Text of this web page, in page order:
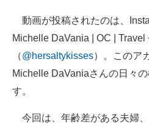
ちょっと気になるネットの話題
動画が投稿されたのは、
Michelle DaVania | OC | Travel
（@hersaltykisses）。このア
Michelle DaVaniaさんの日々
す。
今回は、年齢差がある夫婦